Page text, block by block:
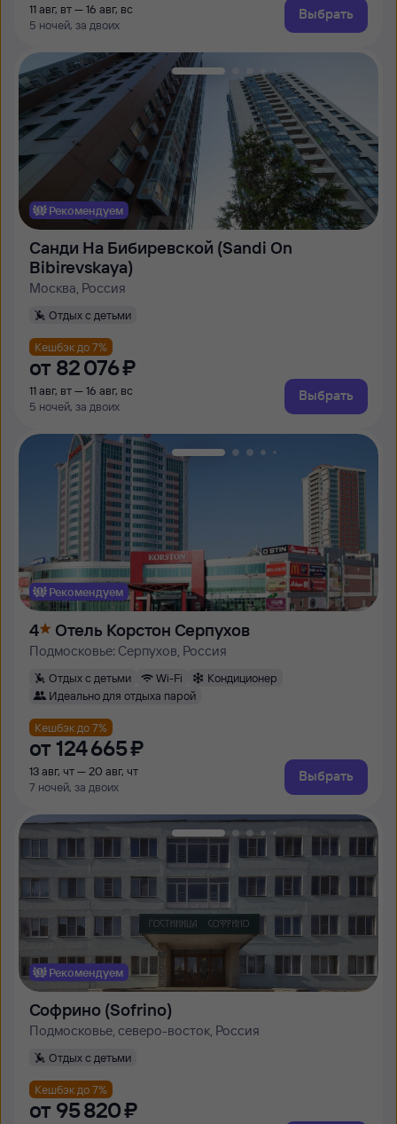
11 авг, вт — 16 авг, вс
5 ночей, за двоих
Выбрать
Рекомендуем
Санди На Бибиревской (Sandi On
Bibirevskaya)
Москва, Россия
Отдых с детьми
Кешбэк до 7%
от 82 ⁠076 ⁠₽
11 авг, вт — 16 авг, вс
5 ночей, за двоих
Выбрать
Рекомендуем
4 Отель Корстон Серпухов
Подмосковье: Серпухов, Россия
Отдых с детьми Wi-Fi
Кондиционер
Идеально для отдыха парой
Кешбэк до 7%
от 124 ⁠665 ⁠₽
13 авг, чт — 20 авг, чт
7 ночей, за двоих
Выбрать
Рекомендуем
Софрино (Sofrino)
Подмосковье, северо-восток, Россия
Отдых с детьми
Кешбэк до 7%
от 95 ⁠820 ⁠₽